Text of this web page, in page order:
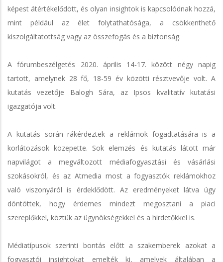
képest átértékelődött, és olyan insightok is kapcsolódnak hozzá,
mint például az élet folytathatósága, a csökkenthető
kiszolgáltatottság vagy az összefogás és a biztonság.
A fórumbeszélgetés 2020. április 14-17. között négy napig
tartott, amelynek 28 fő, 18-59 év közötti résztvevője volt. A
kutatás vezetője Balogh Sára, az Ipsos kvalitatív kutatási
igazgatója volt.
A kutatás során rákérdeztek a reklámok fogadtatására is a
korlátozások közepette. Sok elemzés és kutatás látott már
napvilágot a megváltozott médiafogyasztási és vásárlási
szokásokról, és az Atmedia most a fogyasztók reklámokhoz
való viszonyáról is érdeklődött. Az eredményeket látva úgy
döntöttek, hogy érdemes mindezt megosztani a piaci
szereplőkkel, köztük az ügynökségekkel és a hirdetőkkel is.
Médiatípusok szerinti bontás előtt a szakemberek azokat a
fogyasztói insightokat emelték ki, amelyek általában a